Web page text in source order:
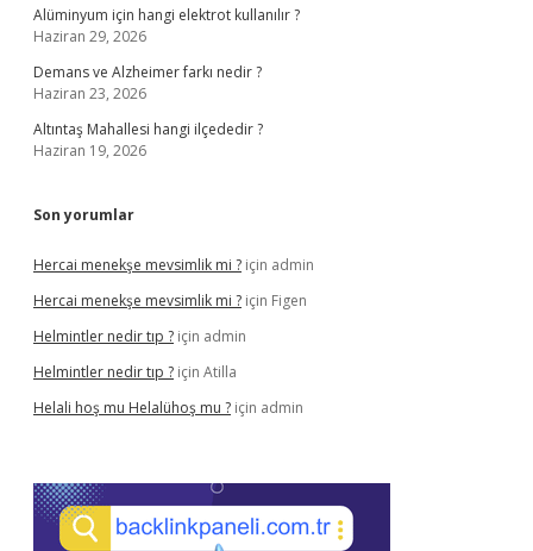
Alüminyum için hangi elektrot kullanılır ?
Haziran 29, 2026
Demans ve Alzheimer farkı nedir ?
Haziran 23, 2026
Altıntaş Mahallesi hangi ilçededir ?
Haziran 19, 2026
Son yorumlar
Hercai menekşe mevsimlik mi ? için admin
Hercai menekşe mevsimlik mi ? için Figen
Helmintler nedir tıp ? için admin
Helmintler nedir tıp ? için Atilla
Helali hoş mu Helalühoş mu ? için admin